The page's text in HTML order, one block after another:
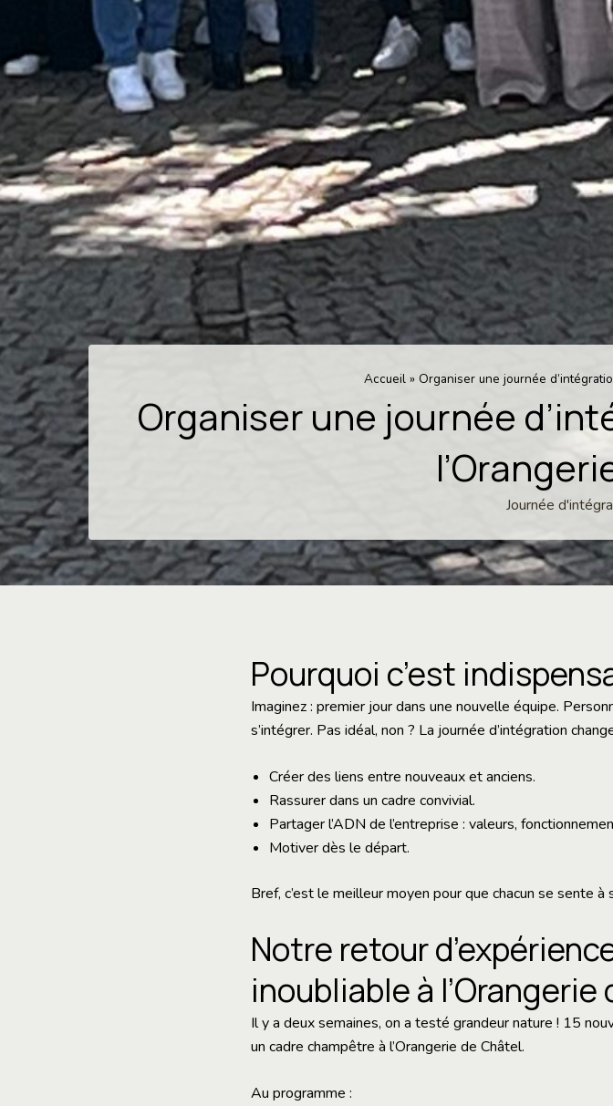
Accueil» Organiser une journée
Organiser une journée
Journée
Pourquoi c’est
Imaginez : premier jour dans une nouvelle équipe.
s’intégrer. Pas idéal, non ? La journée d’intégration
Créer des liens entre nouveaux et anciens.
Rassurer dans un cadre convivial.
Partager l’ADN de l’entreprise : valeurs,
Motiver dès le départ.
Bref, c’est le meilleur moyen pour que chacun se sente
Notre retour
inoubliable à l’Orangerie
Il y a deux semaines, on a testé grandeur nature ! 15
un cadre champêtre à l’Orangerie de Châtel.
Au programme :